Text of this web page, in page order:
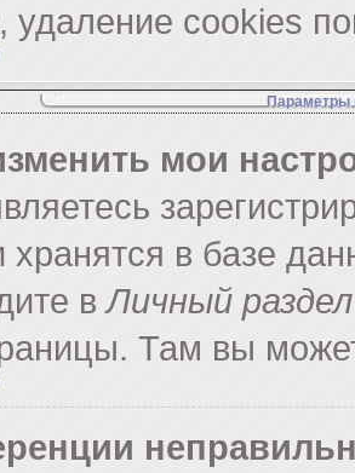
удаление cookies
Параметры
мои
хранятся в базе
вЛичный раздел
Там вы